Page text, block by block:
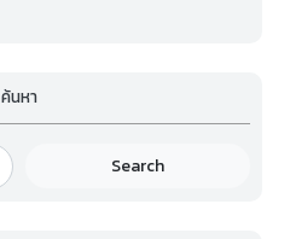
ค้นหา
Search